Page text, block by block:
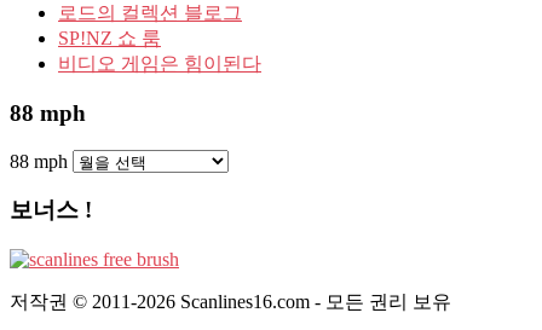
로드의 컬렉션 블로그
SP!NZ 쇼 룸
비디오 게임은 힘이된다
88 mph
88 mph
보너스 !
저작권 © 2011-2026 Scanlines16.com - 모든 권리 보유